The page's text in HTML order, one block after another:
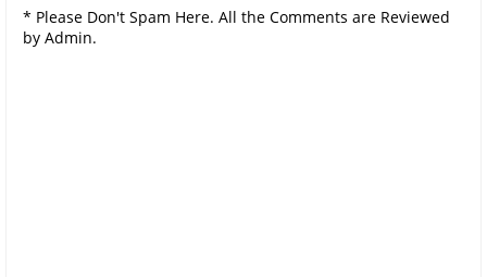
* Please Don't Spam Here. All the Comments are Reviewed
by Admin.